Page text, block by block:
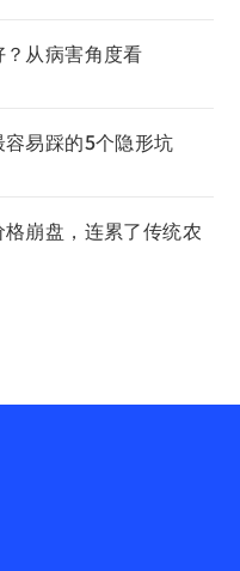
从病害角度看
易踩的5个隐形坑
崩盘，连累了传统农